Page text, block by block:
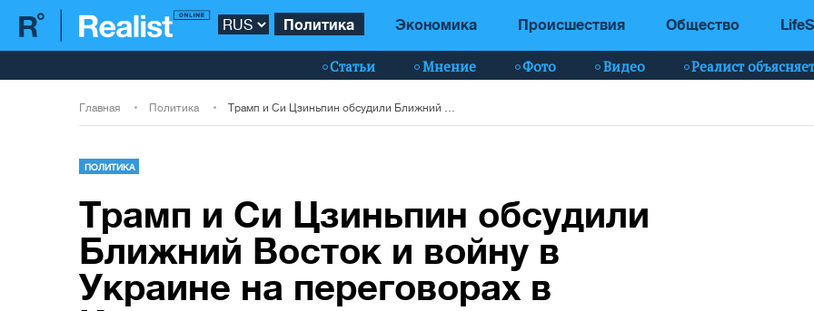
Политика Экономика Происшествия Общество
Статьи Мнение Фото Видео Реалист
Главная Политика
ПОЛИТИКА
Трамп и Си Цзиньпин обсудили
Ближний Восток и войну в
Украине на переговорах в